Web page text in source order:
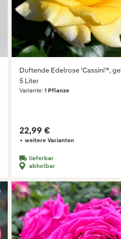
Duftende Edelrose 'Cassini'®,
5 Liter
Variante: 1 Pflanze
22,99 €
+ weitere Varianten
lieferbar
abholbar